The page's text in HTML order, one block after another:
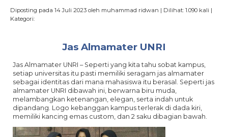
Diposting pada 14 Juli 2023 oleh muhammad ridwan | Dilihat: 1.090 kali |
Kategori:
Jas Almamater UNRI
Jas Almamater UNRI – Seperti yang kita tahu sobat kampus,
setiap universitas itu pasti memiliki seragam jas almamater
sebagai identitas dari mana mahasiswa itu berasal. Seperti jas
almamater UNRI dibawah ini, berwarna biru muda,
melambangkan ketenangan, elegan, serta indah untuk
dipandang. Logo kebanggan kampus terlerak di dada kiri,
memiliki kancing emas custom, dan 2 saku dibagian bawah.